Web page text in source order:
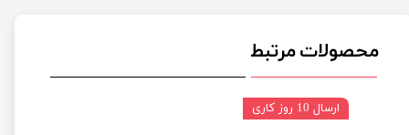
محصولات مرتبط
ارسال 10 روز کاری